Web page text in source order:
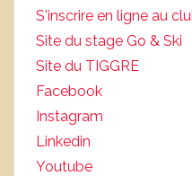
S'inscrire en ligne au
Site du stage Go & Ski
Site du TIGGRE
Facebook
Instagram
Linkedin
Youtube